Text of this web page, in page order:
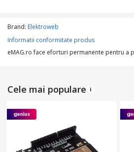
Brand: Elektroweb
Informatii conformitate produs
eMAG.ro face eforturi permanente pentru a
Cele mai populare